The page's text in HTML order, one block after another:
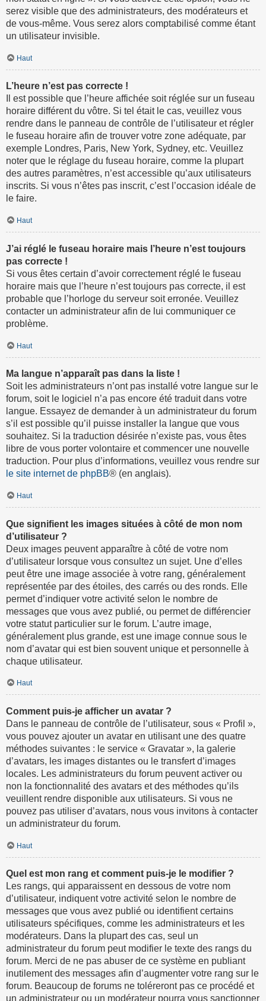
serez visible que des administrateurs, des modérateurs et
de vous-même. Vous serez alors comptabilisé comme étant
un utilisateur invisible.
Haut
L’heure n’est pas correcte !
Il est possible que l’heure affichée soit réglée sur un fuseau
horaire différent du vôtre. Si tel était le cas, veuillez vous
rendre dans le panneau de contrôle de l’utilisateur et régler
le fuseau horaire afin de trouver votre zone adéquate, par
exemple Londres, Paris, New York, Sydney, etc. Veuillez
noter que le réglage du fuseau horaire, comme la plupart
des autres paramètres, n’est accessible qu’aux utilisateurs
inscrits. Si vous n’êtes pas inscrit, c’est l’occasion idéale de
le faire.
Haut
J’ai réglé le fuseau horaire mais l’heure n’est toujours
pas correcte !
Si vous êtes certain d’avoir correctement réglé le fuseau
horaire mais que l’heure n’est toujours pas correcte, il est
probable que l’horloge du serveur soit erronée. Veuillez
contacter un administrateur afin de lui communiquer ce
problème.
Haut
Ma langue n’apparaît pas dans la liste !
Soit les administrateurs n’ont pas installé votre langue sur le
forum, soit le logiciel n’a pas encore été traduit dans votre
langue. Essayez de demander à un administrateur du forum
s’il est possible qu’il puisse installer la langue que vous
souhaitez. Si la traduction désirée n’existe pas, vous êtes
libre de vous porter volontaire et commencer une nouvelle
traduction. Pour plus d’informations, veuillez vous rendre sur
le site internet de phpBB® (en anglais).
Haut
Que signifient les images situées à côté de mon nom
d’utilisateur ?
Deux images peuvent apparaître à côté de votre nom
d’utilisateur lorsque vous consultez un sujet. Une d’elles
peut être une image associée à votre rang, généralement
représentée par des étoiles, des carrés ou des ronds. Elle
permet d’indiquer votre activité selon le nombre de
messages que vous avez publié, ou permet de différencier
votre statut particulier sur le forum. L’autre image,
généralement plus grande, est une image connue sous le
nom d’avatar qui est bien souvent unique et personnelle à
chaque utilisateur.
Haut
Comment puis-je afficher un avatar ?
Dans le panneau de contrôle de l’utilisateur, sous « Profil »,
vous pouvez ajouter un avatar en utilisant une des quatre
méthodes suivantes : le service « Gravatar », la galerie
d’avatars, les images distantes ou le transfert d’images
locales. Les administrateurs du forum peuvent activer ou
non la fonctionnalité des avatars et des méthodes qu’ils
veuillent rendre disponible aux utilisateurs. Si vous ne
pouvez pas utiliser d’avatars, nous vous invitons à contacter
un administrateur du forum.
Haut
Quel est mon rang et comment puis-je le modifier ?
Les rangs, qui apparaissent en dessous de votre nom
d’utilisateur, indiquent votre activité selon le nombre de
messages que vous avez publié ou identifient certains
utilisateurs spécifiques, comme les administrateurs et les
modérateurs. Dans la plupart des cas, seul un
administrateur du forum peut modifier le texte des rangs du
forum. Merci de ne pas abuser de ce système en publiant
inutilement des messages afin d’augmenter votre rang sur le
forum. Beaucoup de forums ne toléreront pas ce procédé et
un administrateur ou un modérateur pourra vous sanctionner